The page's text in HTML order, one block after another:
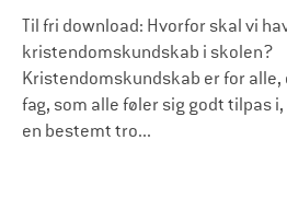
Til fri download: Hvorfor skal vi
kristendomskundskab i skolen?
Kristendomskundskab er for
fag, som alle føler sig godt tilpas
en bestemt tro...